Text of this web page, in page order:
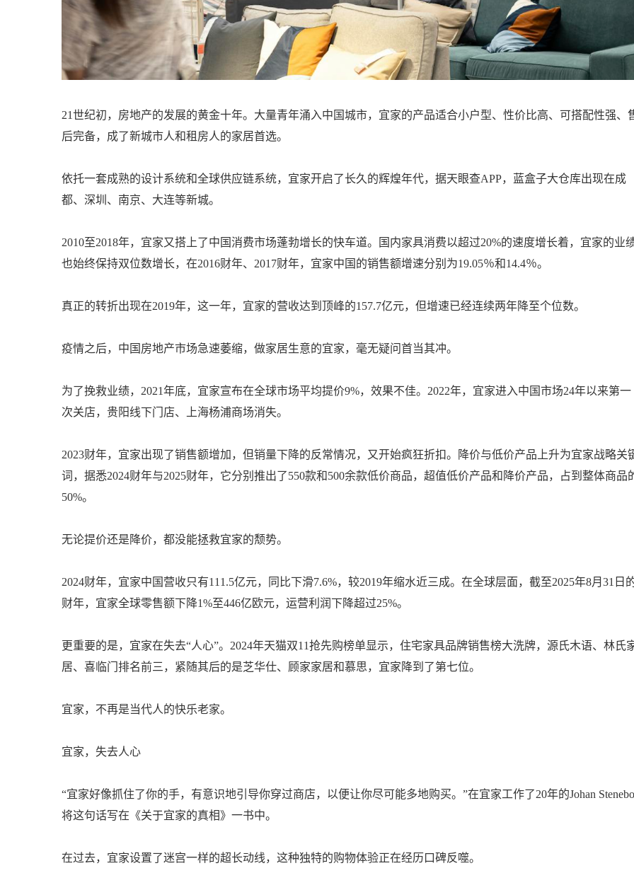
21世纪初，房地产的发展的黄金十年。大量青年涌入中国城市，宜家的产品适合小户型、性价比高、可搭配性强、
后完备，成了新城市人和租房人的家居首选。
依托一套成熟的设计系统和全球供应链系统，宜家开启了长久的辉煌年代，据天眼查APP，蓝盒子大仓库出现在成
都、深圳、南京、大连等新城。
2010至2018年，宜家又搭上了中国消费市场蓬勃增长的快车道。国内家具消费以超过20%的速度增长着，宜家的业
也始终保持双位数增长，在2016财年、2017财年，宜家中国的销售额增速分别为19.05％和14.4％。
真正的转折出现在2019年，这一年，宜家的营收达到顶峰的157.7亿元，但增速已经连续两年降至个位数。
疫情之后，中国房地产市场急速萎缩，做家居生意的宜家，毫无疑问首当其冲。
为了挽救业绩，2021年底，宜家宣布在全球市场平均提价9%，效果不佳。2022年，宜家进入中国市场24年以来第一
次关店，贵阳线下门店、上海杨浦商场消失。
2023财年，宜家出现了销售额增加，但销量下降的反常情况，又开始疯狂折扣。降价与低价产品上升为宜家战略关
词，据悉2024财年与2025财年，它分别推出了550款和500余款低价商品，超值低价产品和降价产品，占到整体商品
50%。
无论提价还是降价，都没能拯救宜家的颓势。
2024财年，宜家中国营收只有111.5亿元，同比下滑7.6%，较2019年缩水近三成。在全球层面，截至2025年8月31日
财年，宜家全球零售额下降1%至446亿欧元，运营利润下降超过25%。
更重要的是，宜家在失去“人心”。2024年天猫双11抢先购榜单显示，住宅家具品牌销售榜大洗牌，源氏木语、林氏
居、喜临门排名前三，紧随其后的是芝华仕、顾家家居和慕思，宜家降到了第七位。
宜家，不再是当代人的快乐老家。
宜家，失去人心
“宜家好像抓住了你的手，有意识地引导你穿过商店，以便让你尽可能多地购买。”在宜家工作了20年的Johan Stenebo
将这句话写在《关于宜家的真相》一书中。
在过去，宜家设置了迷宫一样的超长动线，这种独特的购物体验正在经历口碑反噬。